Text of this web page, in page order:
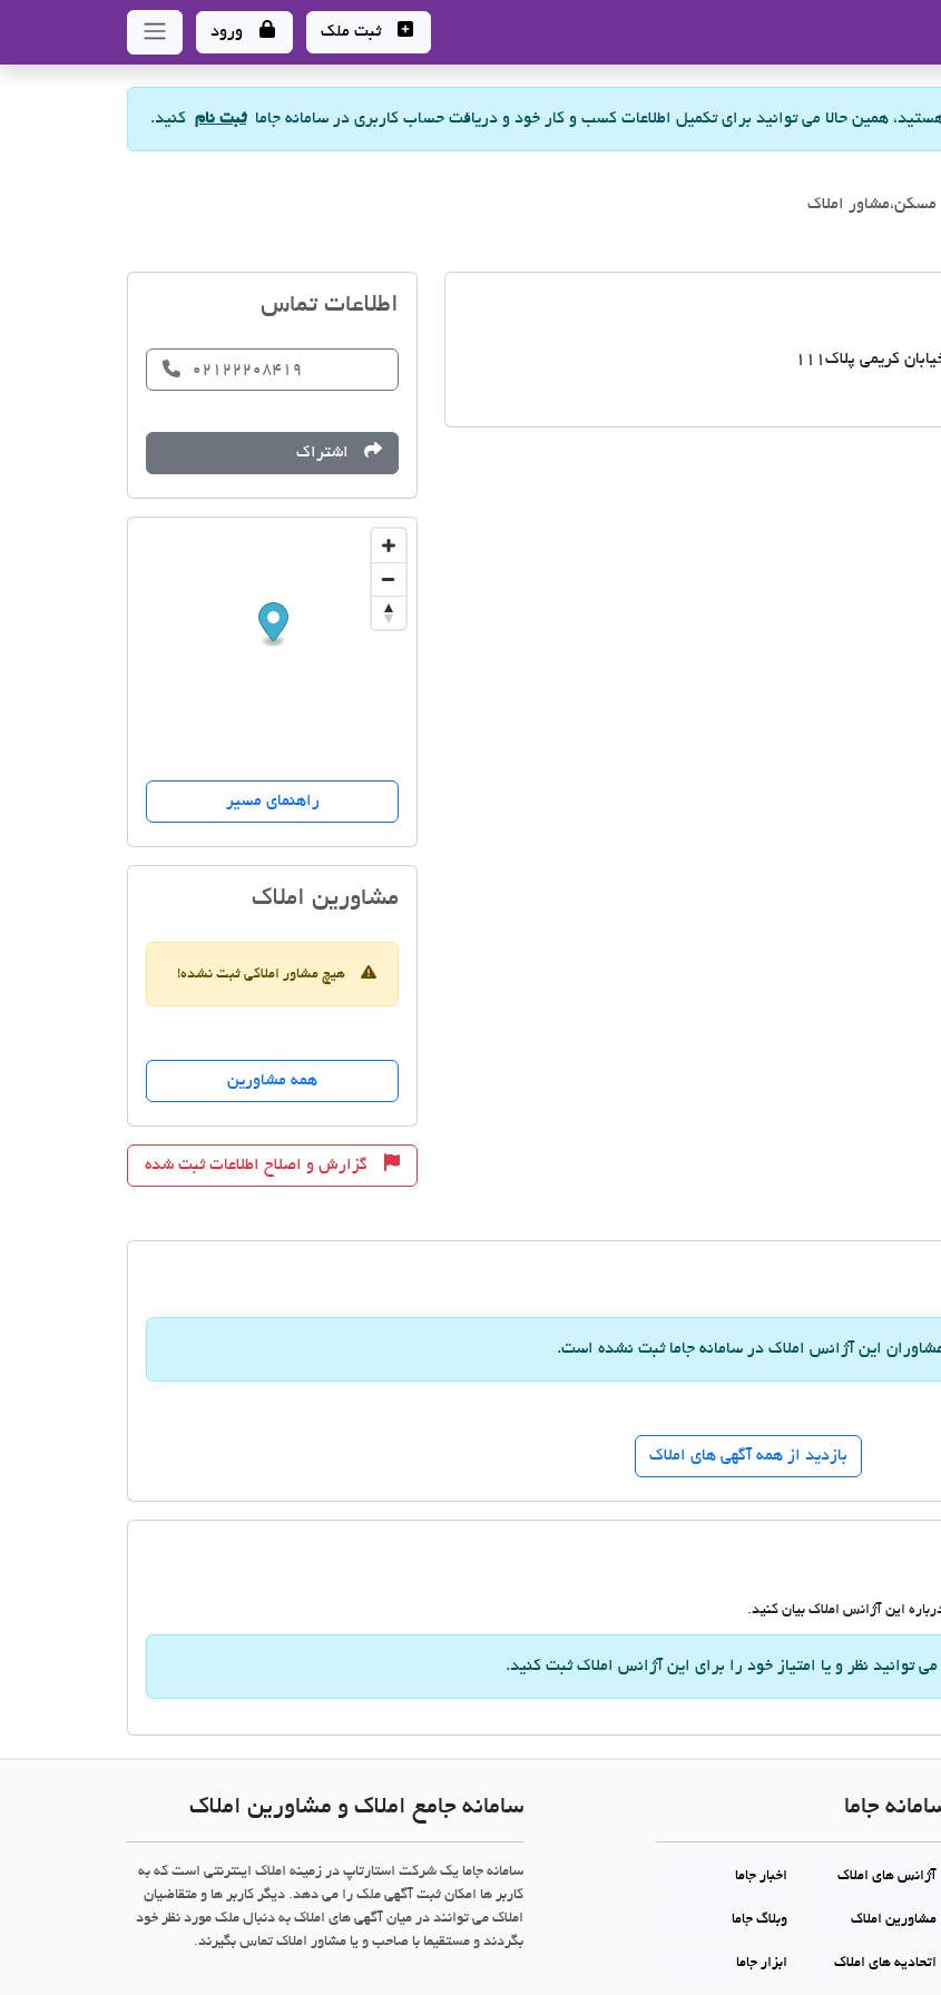
ثبت ملک ورود
همین حالا می توانید برای تکمیل اطلاعات کسب و کار خود و دریافت حساب کاربری در سامانه جاماثبت نام کنید.
مسکن،مشاور املاک
کریمی پلاک111
اطلاعات تماس
02122208419
اشتراک
راهنمای مسیر
مشاورین املاکمسکن،مشاور املاک
هیچ مشاور املاکی ثبت نشده!
همه مشاورین
گزارش و اصلاح اطلاعات ثبت شده
این آژانس املاک در سامانه جاما ثبت نشده است.
بازدید از همه آگهی های املاک
این آژانس املاک بیان کنید.
توانید نظر و یا امتیاز خود را برای این آژانس املاک ثبت کنید.
جاما
آژانس های املاک اخبار جاما
مشاورین املاک وبلاگ جاما
اتحادیه های املاک ابزار جاما
سامانه جامع املاک و مشاورین املاک
سامانه جاما یک شرکت استارتاپ در زمینه املاک اینترنتی است که به
کاربر ها امکان ثبت آگهی ملک را می دهد. دیگر کاربر ها و متقاضیان
املاک می توانند در میان آگهی های املاک به دنبال ملک مورد نظر خود
بگردند و مستقیما با صاحب و یا مشاور املاک تماس بگیرند.